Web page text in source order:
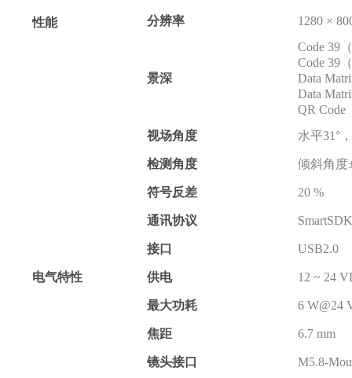
性能 分辨率 1280 ×
景深
Code 39（
Code 39
Data
Data
QR Code
视场角度
水平
检测角度 倾斜角度
符号反差 20 %
通讯协议
电气特性
接口 USB2.0
供电 12 ~ 24
最大功耗 6 W@24
焦距 6.7 mm
镜头接口 M5.8-